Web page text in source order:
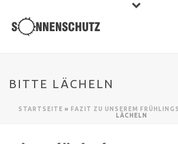
BITTE LÄCHELN
STARTSEITE » FAZIT ZU UNSEREM
LÄCHELN